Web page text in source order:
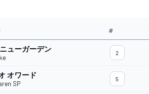
#
ューガーデン 2
オワード
SP
5